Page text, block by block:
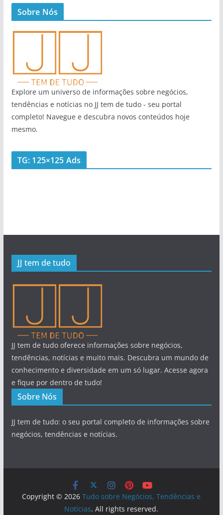
Sobre Nós
Explore um universo de informações sobre negócios,
tendências e notícias no JJ tem de tudo - seu portal
completo! Navegue e descubra novos conteúdos hoje
mesmo.
TG: 125×125 Ads
JJ tem de tudo
JJ tem de tudo oferece informações sobre negócios,
tendências, notícias e muito mais. Descubra um mundo de
conhecimento e diversidade em um só lugar. Acesse agora
e fique por dentro de tudo!
Sobre Nós
JJ tem de tudo: o seu portal completo de informações sobre
negócios, tendências e notícias.
Copyright © 2026Tudo sobre Negócios, Tendências e
Notícias. All rights reserved.